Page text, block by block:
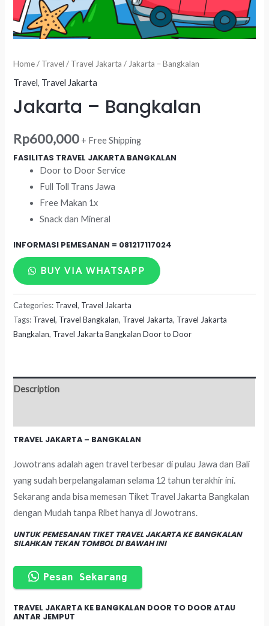
Home/ Travel / Travel Jakarta / Jakarta – Bangkalan
Travel, Travel Jakarta
Jakarta – Bangkalan
Rp600,000 + Free Shipping
FASILITAS TRAVEL JAKARTA BANGKALAN
Door to Door Service
Full Toll Trans Jawa
Free Makan 1x
Snack dan Mineral
INFORMASI PEMESANAN = 081217117024
BUY VIA WHATSAPP
Jakarta
-
Bangkalan
quantity
Categories: Travel, Travel Jakarta
Tags: Travel, Travel Bangkalan, Travel Jakarta, Travel Jakarta
Bangkalan, Travel Jakarta Bangkalan Door to Door
Description
TRAVEL JAKARTA – BANGKALAN
Jowotrans adalah agen travel terbesar di pulau Jawa dan Bali
yang sudah berpelangalaman selama 12 tahun terakhir ini.
Sekarang anda bisa memesan Tiket Travel Jakarta Bangkalan
dengan Mudah tanpa Ribet hanya di Jowotrans.
UNTUK PEMESANAN TIKET TRAVEL JAKARTA KE BANGKALAN
SILAHKAN TEKAN TOMBOL DI BAWAH INI
Pesan Sekarang
TRAVEL JAKARTA KE BANGKALAN DOOR TO DOOR ATAU
ANTAR JEMPUT